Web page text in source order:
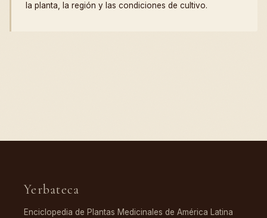
la planta, la región y las condiciones de cultivo.
Yerbateca
Enciclopedia de Plantas Medicinales de América Latina